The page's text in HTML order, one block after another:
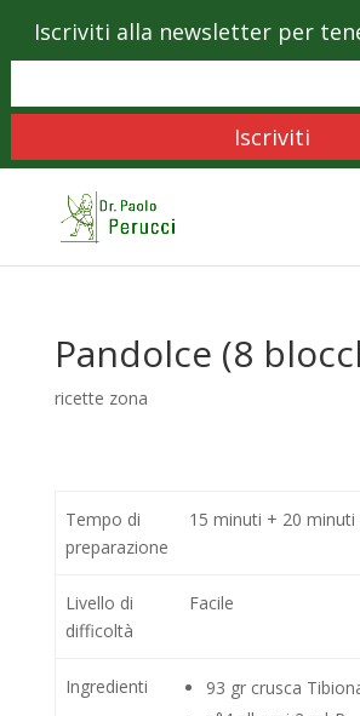
Pandolce (8
ricette zona
Tempo di
preparazione
15 minuti + 20
Livello di
difficoltà
Facile
Ingredienti
93 gr crusca
Iscriviti alla newsletter per